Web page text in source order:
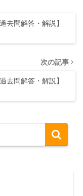
去問解答・解説】
次の記事
去問解答・解説】